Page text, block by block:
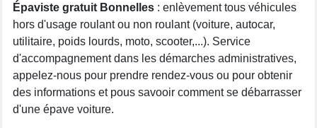
Épaviste gratuit Bonnelles : enlèvement tous véhicules
hors d'usage roulant ou non roulant (voiture, autocar,
utilitaire, poids lourds, moto, scooter,...). Service
d'accompagnement dans les démarches administratives,
appelez-nous pour prendre rendez-vous ou pour obtenir
des informations et pous savooir comment se débarrasser
d'une épave voiture.